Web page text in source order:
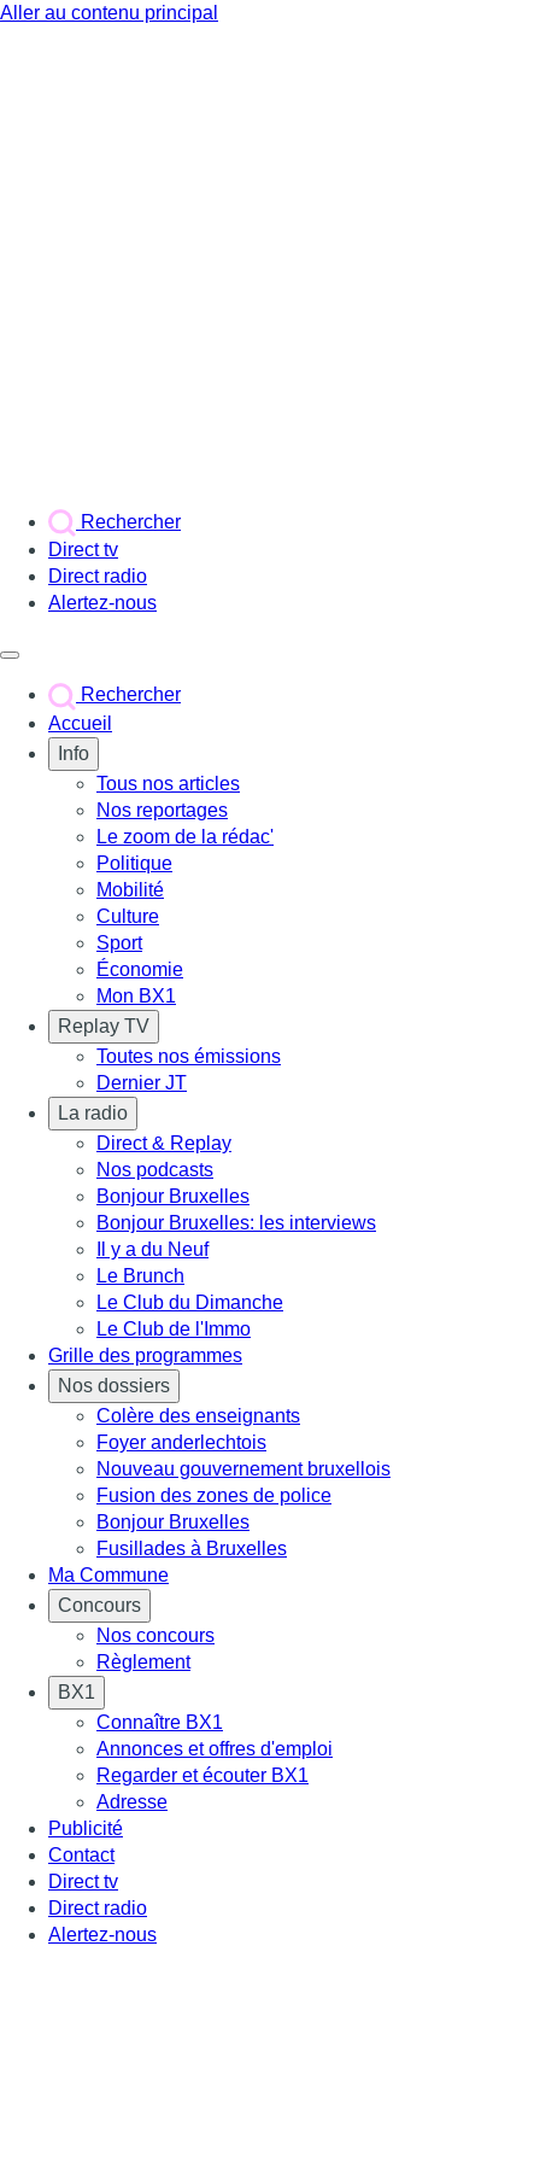
Aller au contenu principal
Rechercher
Direct tv
Direct radio
Alertez-nous
Rechercher
Accueil
Info
Tous nos articles
Nos reportages
Le zoom de la rédac'
Politique
Mobilité
Culture
Sport
Économie
Mon BX1
Replay TV
Toutes nos émissions
Dernier JT
La radio
Direct & Replay
Nos podcasts
Bonjour Bruxelles
Bonjour Bruxelles: les interviews
Il y a du Neuf
Le Brunch
Le Club du Dimanche
Le Club de l'Immo
Grille des programmes
Nos dossiers
Colère des enseignants
Foyer anderlechtois
Nouveau gouvernement bruxellois
Fusion des zones de police
Bonjour Bruxelles
Fusillades à Bruxelles
Ma Commune
Concours
Nos concours
Règlement
BX1
Connaître BX1
Annonces et offres d'emploi
Regarder et écouter BX1
Adresse
Publicité
Contact
Direct tv
Direct radio
Alertez-nous